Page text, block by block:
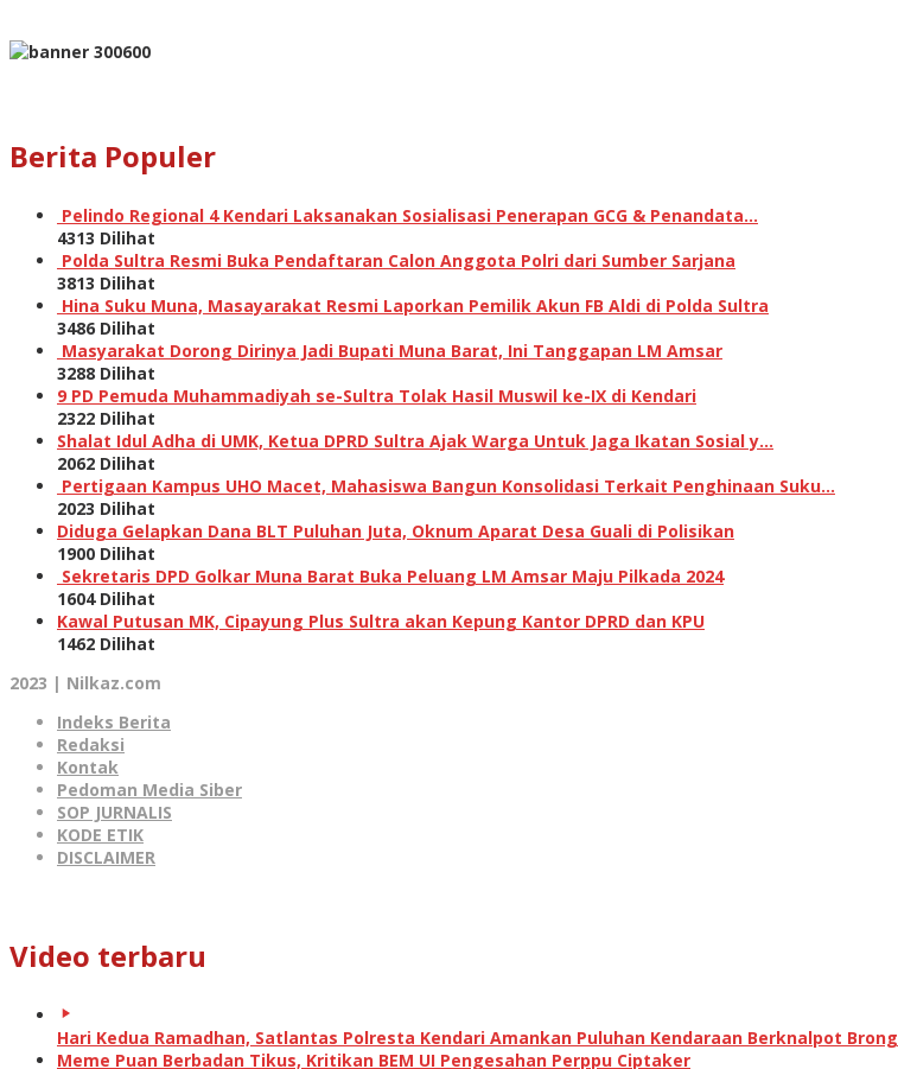
Berita Populer
Pelindo Regional 4 Kendari Laksanakan Sosialisasi Penerapan GCG & Penandata…
4313 Dilihat
Polda Sultra Resmi Buka Pendaftaran Calon Anggota Polri dari Sumber Sarjana
3813 Dilihat
Hina Suku Muna, Masayarakat Resmi Laporkan Pemilik Akun FB Aldi di Polda Sultra
3486 Dilihat
Masyarakat Dorong Dirinya Jadi Bupati Muna Barat, Ini Tanggapan LM Amsar
3288 Dilihat
9 PD Pemuda Muhammadiyah se-Sultra Tolak Hasil Muswil ke-IX di Kendari
2322 Dilihat
Shalat Idul Adha di UMK, Ketua DPRD Sultra Ajak Warga Untuk Jaga Ikatan Sosial y…
2062 Dilihat
Pertigaan Kampus UHO Macet, Mahasiswa Bangun Konsolidasi Terkait Penghinaan Suku…
2023 Dilihat
Diduga Gelapkan Dana BLT Puluhan Juta, Oknum Aparat Desa Guali di Polisikan
1900 Dilihat
Sekretaris DPD Golkar Muna Barat Buka Peluang LM Amsar Maju Pilkada 2024
1604 Dilihat
Kawal Putusan MK, Cipayung Plus Sultra akan Kepung Kantor DPRD dan KPU
1462 Dilihat
2023 | Nilkaz.com
Indeks Berita
Redaksi
Kontak
Pedoman Media Siber
SOP JURNALIS
KODE ETIK
DISCLAIMER
Video terbaru
Hari Kedua Ramadhan, Satlantas Polresta Kendari Amankan Puluhan Kendaraan Berknalpot Brong
Meme Puan Berbadan Tikus, Kritikan BEM UI Pengesahan Perppu Ciptaker